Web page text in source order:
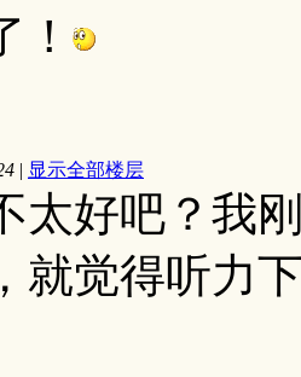
！
| 显示全部楼层
太好吧？我
就觉得听力